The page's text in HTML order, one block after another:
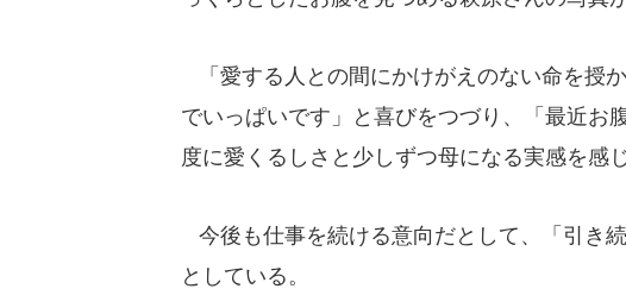
「愛する人との間にかけがえのない命を授
でいっぱいです」と喜びをつづり、「最近お
度に愛くるしさと少しずつ母になる実感を感
今後も仕事を続ける意向だとして、「引き
としている。